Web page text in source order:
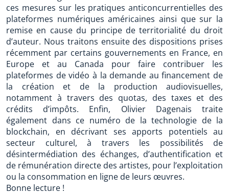
ces mesures sur les pratiques anticoncurrentielles des
plateformes numériques américaines ainsi que sur la
remise en cause du principe de territorialité du droit
d’auteur. Nous traitons ensuite des dispositions prises
récemment par certains gouvernements en France, en
Europe et au Canada pour faire contribuer les
plateformes de vidéo à la demande au financement de
la création et de la production audiovisuelles,
notamment à travers des quotas, des taxes et des
crédits d’impôts. Enfin, Olivier Dagenais traite
également dans ce numéro de la technologie de la
blockchain, en décrivant ses apports potentiels au
secteur culturel, à travers les possibilités de
désintermédiation des échanges, d’authentification et
de rémunération directe des artistes, pour l’exploitation
ou la consommation en ligne de leurs œuvres.
Bonne lecture !